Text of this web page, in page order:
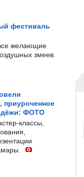
фестиваль
желающие
змеев.
приуроченное
ФОТО
классы,